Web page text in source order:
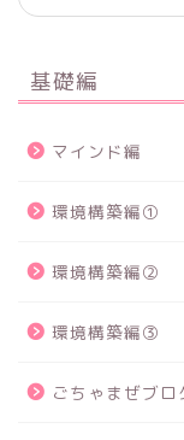
基礎編
マインド編
環境構築編①
環境構築編②
環境構築編③
ごちゃまぜブ